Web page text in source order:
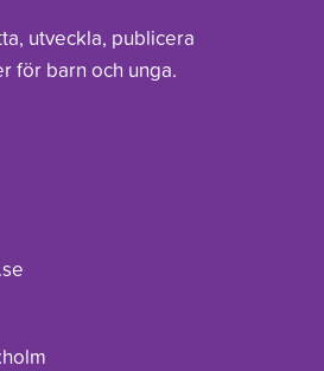
utveckla, publicera
för barn och unga.